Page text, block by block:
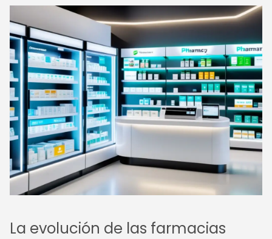
La evolución de las farmacias